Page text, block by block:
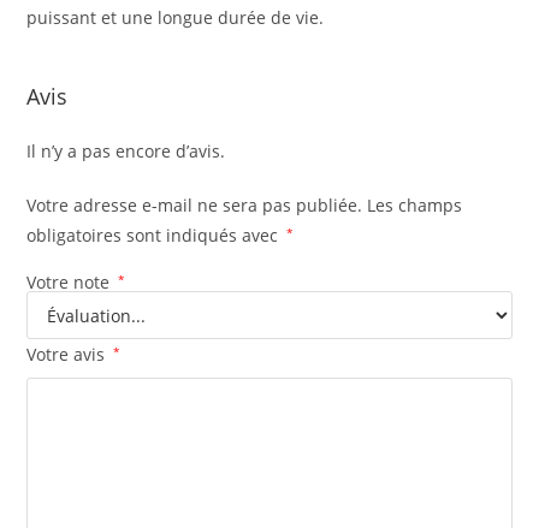
puissant et une longue durée de vie.
Avis
Il n’y a pas encore d’avis.
Votre adresse e-mail ne sera pas publiée. Les champs
obligatoires sont indiqués avec
*
Votre note *
Votre avis *